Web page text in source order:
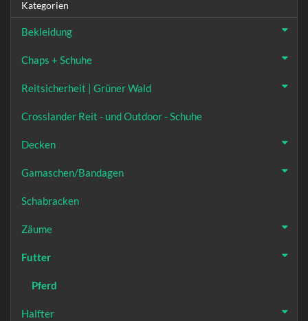
Kategorien
Bekleidung
Chaps + Schuhe
Reitsicherheit | Grüner Wald
Crosslander Reit - und Outdoor - Schuhe
Decken
Gamaschen/Bandagen
Schabracken
Zäume
Futter
Pferd
Halfter